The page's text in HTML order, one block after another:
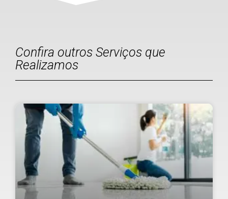
Confira outros Serviços que
Realizamos